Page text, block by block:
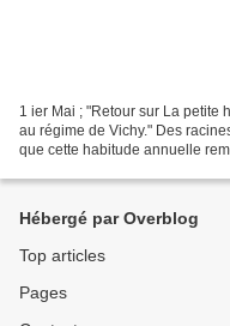
1 ier Mai ; "Retour sur La petite
au régime de Vichy." Des
que cette habitude annuelle
Hébergé par Overblog
Top articles
Pages